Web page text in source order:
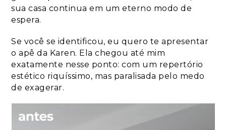
sua casa continua em um eterno modo de
espera.
Se você se identificou, eu quero te apresentar
o apê da Karen. Ela chegou até mim
exatamente nesse ponto: com um repertório
estético riquíssimo, mas paralisada pelo medo
de exagerar.